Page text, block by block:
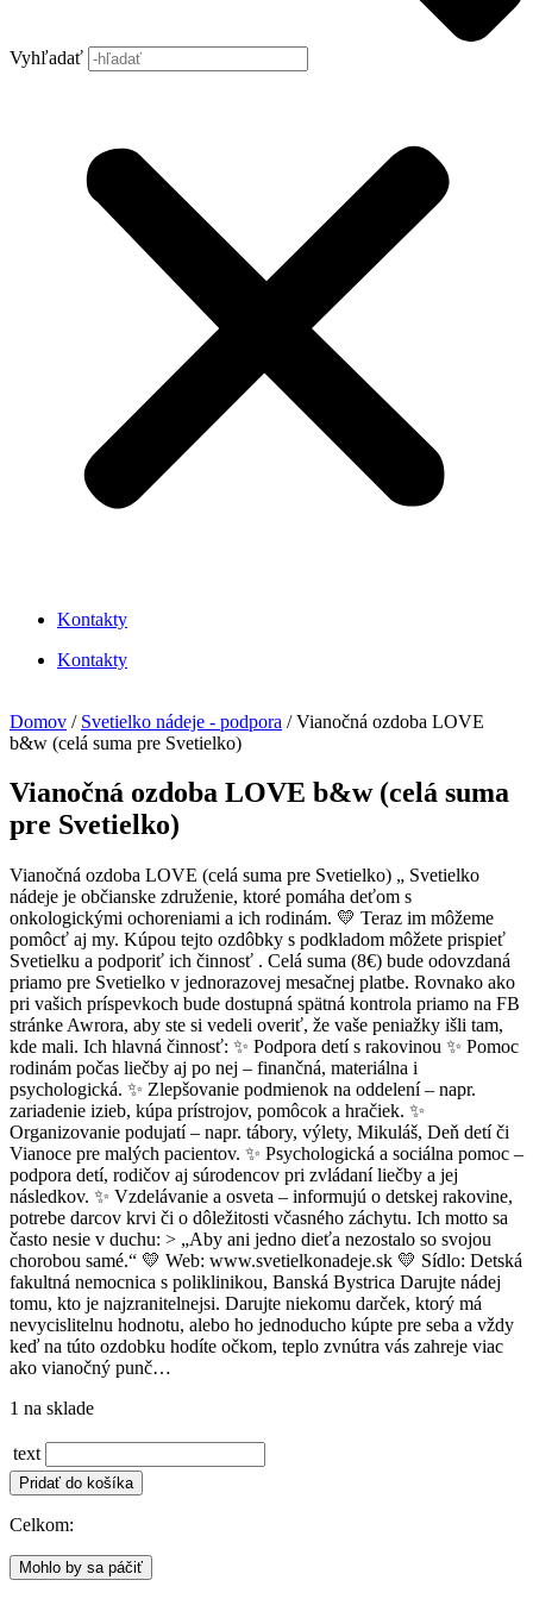
Vyhľadať
Kontakty
Kontakty
Domov / Svetielko nádeje - podpora / Vianočná ozdoba LOVE
b&w (celá suma pre Svetielko)
Vianočná ozdoba LOVE b&w (celá suma
pre Svetielko)
Vianočná ozdoba LOVE (celá suma pre Svetielko) „ Svetielko
nádeje je občianske združenie, ktoré pomáha deťom s
onkologickými ochoreniami a ich rodinám. 💛 Teraz im môžeme
pomôcť aj my. Kúpou tejto ozdôbky s podkladom môžete prispieť
Svetielku a podporiť ich činnosť . Celá suma (8€) bude odovzdaná
priamo pre Svetielko v jednorazovej mesačnej platbe. Rovnako ako
pri vašich príspevkoch bude dostupná spätná kontrola priamo na FB
stránke Awrora, aby ste si vedeli overiť, že vaše peniažky išli tam,
kde mali. Ich hlavná činnosť: ✨ Podpora detí s rakovinou ✨ Pomoc
rodinám počas liečby aj po nej – finančná, materiálna i
psychologická. ✨ Zlepšovanie podmienok na oddelení – napr.
zariadenie izieb, kúpa prístrojov, pomôcok a hračiek. ✨
Organizovanie podujatí – napr. tábory, výlety, Mikuláš, Deň detí či
Vianoce pre malých pacientov. ✨ Psychologická a sociálna pomoc –
podpora detí, rodičov aj súrodencov pri zvládaní liečby a jej
následkov. ✨ Vzdelávanie a osveta – informujú o detskej rakovine,
potrebe darcov krvi či o dôležitosti včasného záchytu. Ich motto sa
často nesie v duchu: > „Aby ani jedno dieťa nezostalo so svojou
chorobou samé.“ 💛 Web: www.svetielkonadeje.sk 💛 Sídlo: Detská
fakultná nemocnica s poliklinikou, Banská Bystrica Darujte nádej
tomu, kto je najzranitelnejsi. Darujte niekomu darček, ktorý má
nevycislitelnu hodnotu, alebo ho jednoducho kúpte pre seba a vždy
keď na túto ozdobku hodíte očkom, teplo zvnútra vás zahreje viac
ako vianočný punč…
1 na sklade
text
množstvo
Vianočná
ozdoba
b&w
(celá
Pridať do košíka
Celkom:
Mohlo by sa páčiť